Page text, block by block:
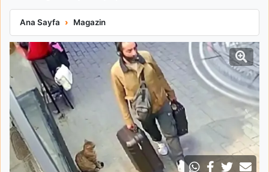
Ana Sayfa Magazin
Dizi oyuncusu hırsızlık şüphelisi çıktı: Ümit Gündeş'in sabıkası